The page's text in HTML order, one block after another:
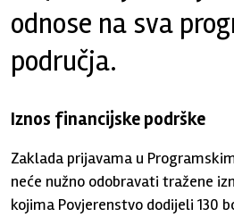
odnose na sva
područja.
Iznos financijske podrške
Zaklada prijavama u
neće nužno odobravati tražene
kojima Povjerenstvo dodijeli 130